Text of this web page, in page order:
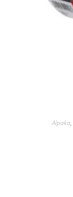
Alpaka,